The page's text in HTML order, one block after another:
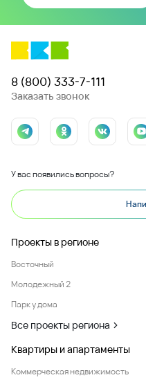
8 (800) 333-7-111
Заказать звонок
У вас появились вопросы?
Проекты в регионе
Восточный
Молодежный 2
Парк у дома
Все проекты региона
Квартиры и апартаменты
Коммерческая недвижимость